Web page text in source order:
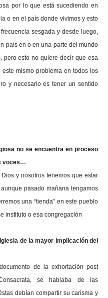
por lo que está sucediendo en
o en el país donde vivimos y esto
sesgada y desde luego,
país en o en una parte del mundo
pero esto no quiere decir que esa
mismo problema en todos los
y necesario es tener un sentido
no se encuentra en proceso
voces…
y nosotros tenemos que estar
pasado mañana tengamos
una “tienda” en este pueblo
instituto o esa congregación
de la mayor implicación del
de la exhortación post
se hablaba de las
debían compartir su carisma y